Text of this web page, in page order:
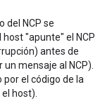
del NCP se
host "apunte" el NCP
antes de
mensaje al NCP).
el código de la
host).